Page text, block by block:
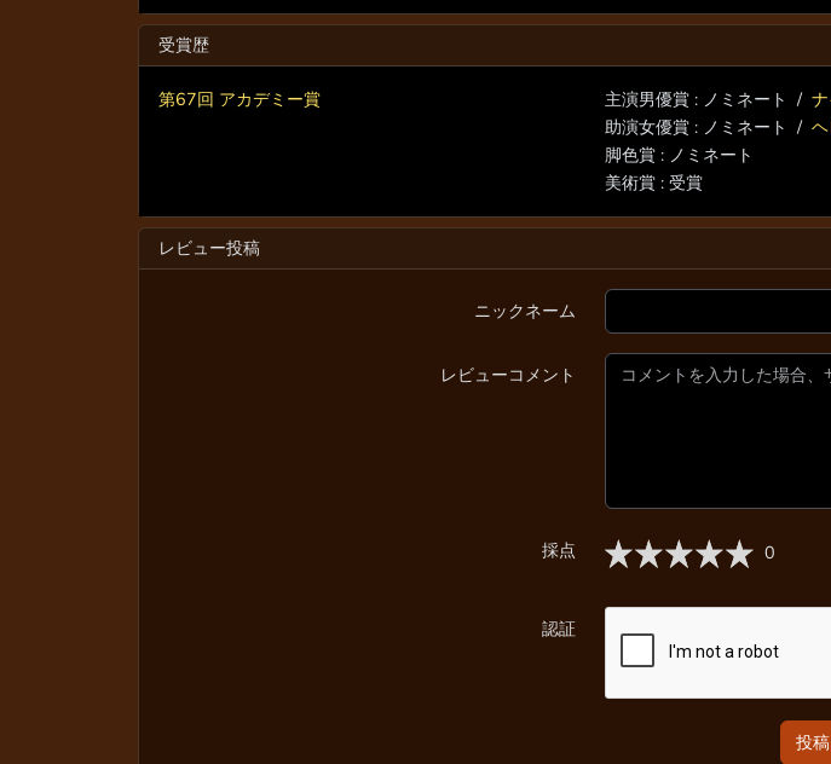
受賞歴
第67回 アカデミー賞 主演男優賞 : ノミネート /
助演女優賞 : ノミネート /
脚色賞 : ノミネート
美術賞 : 受賞
レビュー投稿
ニックネーム
レビューコメント
採点 0
認証